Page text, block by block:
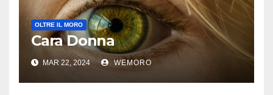
OLTRE IL MORO
Cara Donna
MAR 22, 2024 WEMORO